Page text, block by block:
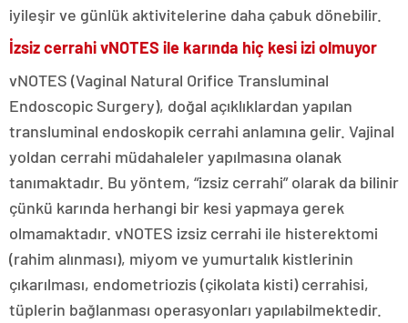
iyileşir ve günlük aktivitelerine daha çabuk dönebilir.
İzsiz cerrahi vNOTES ile karında hiç kesi izi olmuyor
vNOTES (Vaginal Natural Orifice Transluminal
Endoscopic Surgery), doğal açıklıklardan yapılan
transluminal endoskopik cerrahi anlamına gelir. Vajinal
yoldan cerrahi müdahaleler yapılmasına olanak
tanımaktadır. Bu yöntem, “izsiz cerrahi” olarak da bilinir
çünkü karında herhangi bir kesi yapmaya gerek
olmamaktadır. vNOTES izsiz cerrahi ile histerektomi
(rahim alınması), miyom ve yumurtalık kistlerinin
çıkarılması, endometriozis (çikolata kisti) cerrahisi,
tüplerin bağlanması operasyonları yapılabilmektedir.